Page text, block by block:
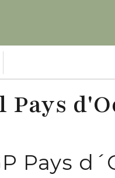
Pays
Pays